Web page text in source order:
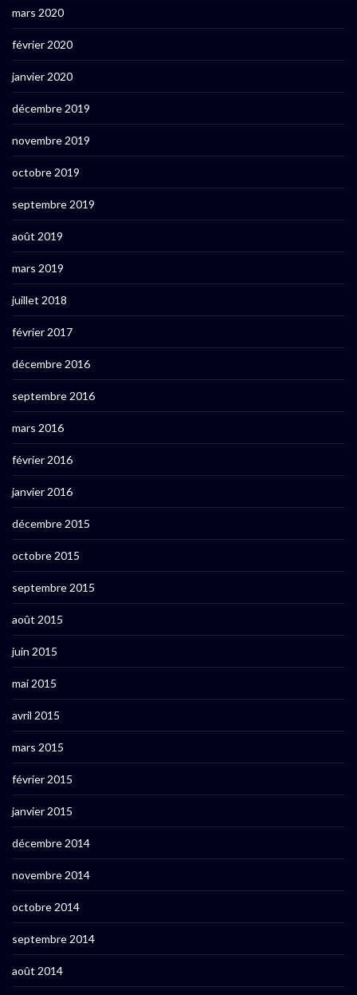
mars 2020
février 2020
janvier 2020
décembre 2019
novembre 2019
octobre 2019
septembre 2019
août 2019
mars 2019
juillet 2018
février 2017
décembre 2016
septembre 2016
mars 2016
février 2016
janvier 2016
décembre 2015
octobre 2015
septembre 2015
août 2015
juin 2015
mai 2015
avril 2015
mars 2015
février 2015
janvier 2015
décembre 2014
novembre 2014
octobre 2014
septembre 2014
août 2014